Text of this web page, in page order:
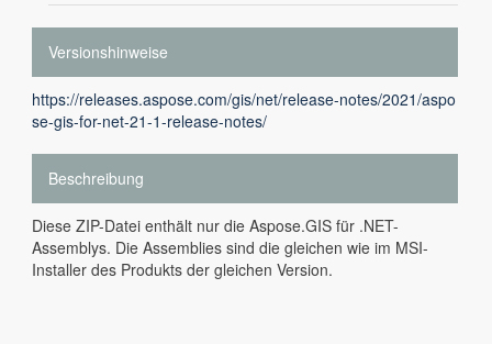
Versionshinweise
https://releases.aspose.com/gis/net/release-notes/2021/aspo
se-gis-for-net-21-1-release-notes/
Beschreibung
Diese ZIP-Datei enthält nur die Aspose.GIS für .NET-
Assemblys. Die Assemblies sind die gleichen wie im MSI-
Installer des Produkts der gleichen Version.